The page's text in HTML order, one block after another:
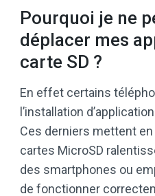
Pourquoi je ne
déplacer mes
carte SD ?
En effet certains
l’installation
Ces derniers mettent
cartes MicroSD
des smartphones ou
de fonctionner